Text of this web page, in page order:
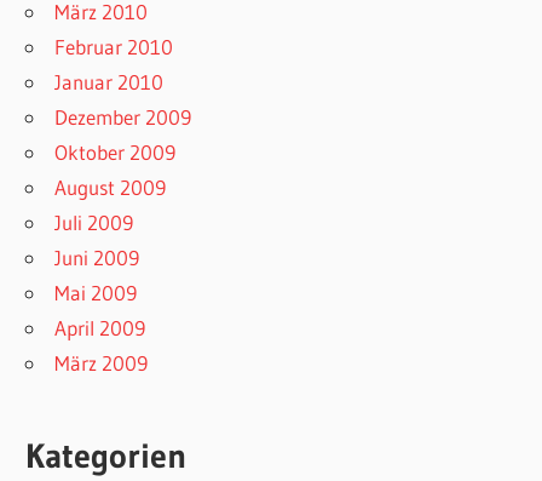
März 2010
Februar 2010
Januar 2010
Dezember 2009
Oktober 2009
August 2009
Juli 2009
Juni 2009
Mai 2009
April 2009
März 2009
Kategorien